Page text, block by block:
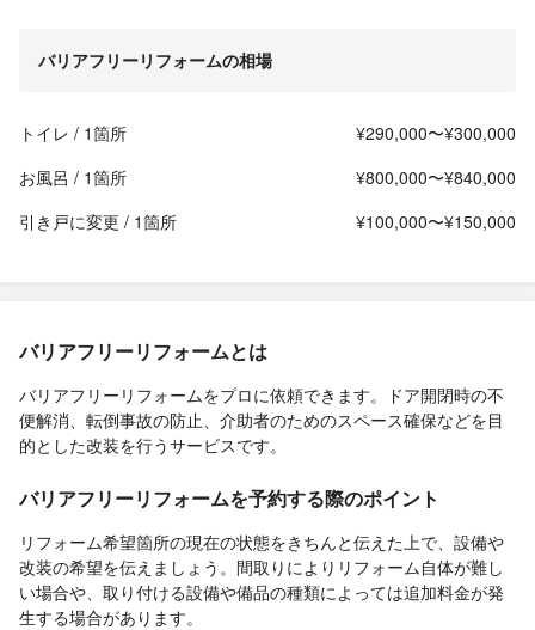
バリアフリーリフォームの相場
トイレ / 1箇所
¥290,000〜¥300,000
お風呂 / 1箇所
¥800,000〜¥840,000
引き戸に変更 / 1箇所
¥100,000〜¥150,000
バリアフリーリフォームとは
バリアフリーリフォームをプロに依頼できます。ドア開閉時の不
便解消、転倒事故の防止、介助者のためのスペース確保などを目
的とした改装を行うサービスです。
バリアフリーリフォームを予約する際のポイント
リフォーム希望箇所の現在の状態をきちんと伝えた上で、設備や
改装の希望を伝えましょう。間取りによりリフォーム自体が難し
い場合や、取り付ける設備や備品の種類によっては追加料金が発
生する場合があります。